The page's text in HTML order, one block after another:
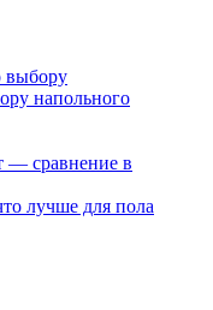
напольного
лучше для пола